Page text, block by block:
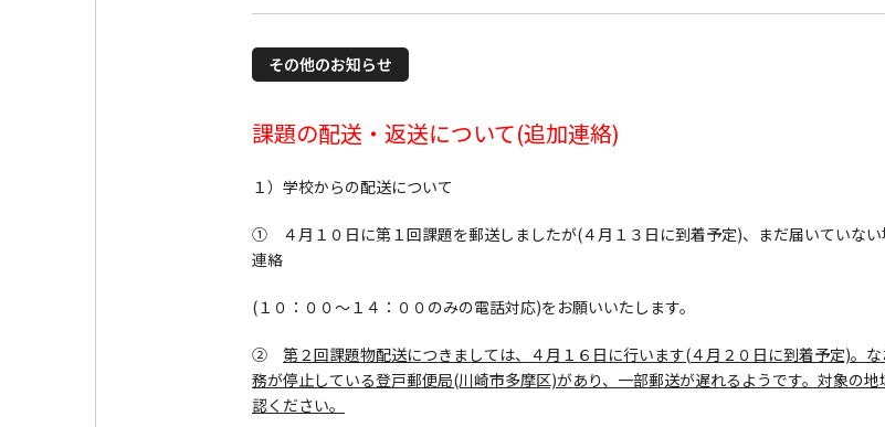
その他のお知らせ
課題の配送・返送について(追加連絡)
１）学校からの配送について
① ４月１０日に第１回課題を郵送しましたが(４月１３日に到着予定)、まだ届いていな
連絡
(１０：００～１４：００のみの電話対応)をお願いいたします。
② 第２回課題物配送につきましては、４月１６日に行います(４月２０日に到着予定)。
務が停止している登戸郵便局(川崎市多摩区)があり、一部郵送が遅れるようです。対象の地
認ください。